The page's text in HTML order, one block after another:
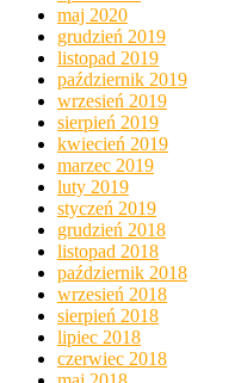
maj 2020
grudzień 2019
listopad 2019
październik 2019
wrzesień 2019
sierpień 2019
kwiecień 2019
marzec 2019
luty 2019
styczeń 2019
grudzień 2018
listopad 2018
październik 2018
wrzesień 2018
sierpień 2018
lipiec 2018
czerwiec 2018